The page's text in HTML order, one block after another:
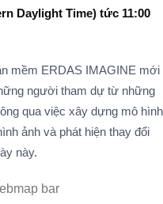
Daylight Time) tức 11:00
mềm ERDAS IMAGINE mới
người tham dự từ những
qua việc xây dựng mô hình
ảnh và phát hiện thay đổi
này.